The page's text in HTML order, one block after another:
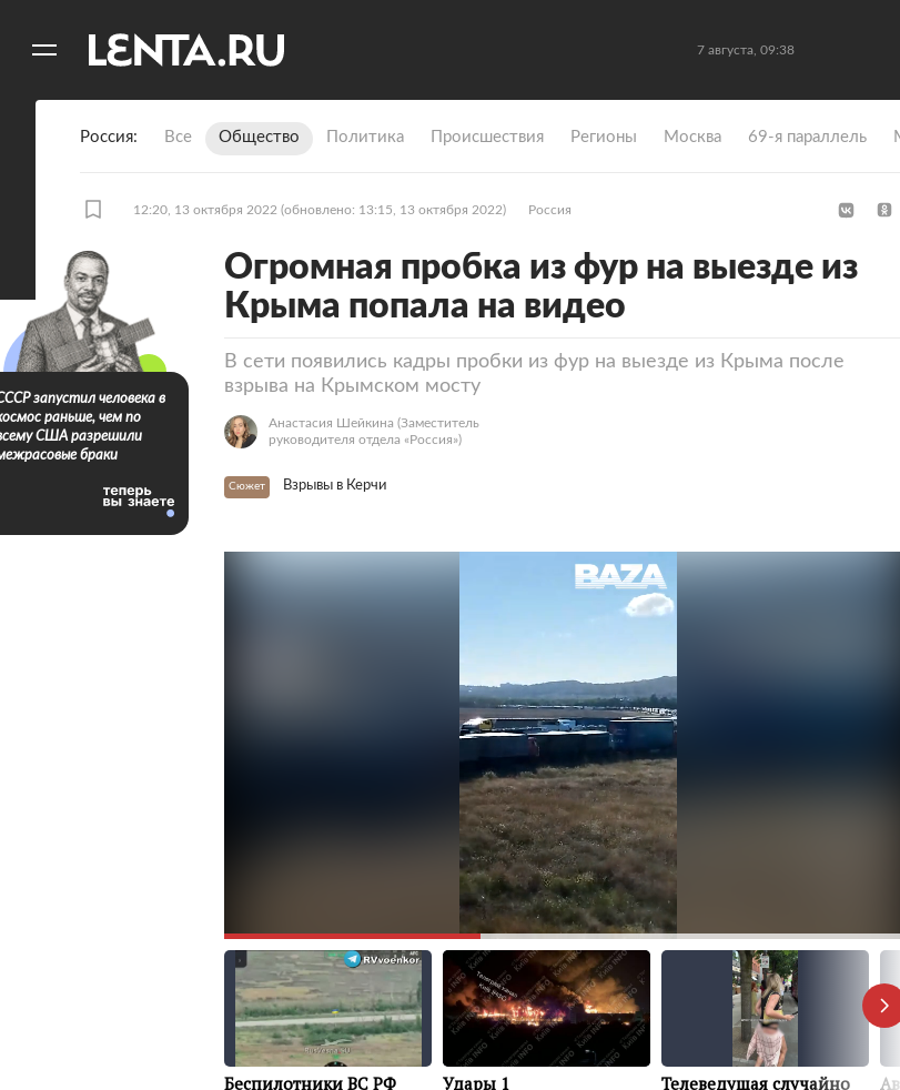
7 августа, 09:38
Россия Все Общество Политика Происшествия Регионы Москва 69-я параллель
12:20, 13 октября 2022 (обновлено: 13:15, 13 октября 2022) Россия
Огромная пробка из фур на выезде из
Крыма попала на видео
В сети появились кадры пробки из фур на выезде из Крыма после
взрыва на Крымском мосту
Анастасия Шейкина (Заместитель
руководителя отдела «Россия»)
Сюжет Взрывы в Керчи
запустил человека в
раньше, чем по
США разрешили
браки